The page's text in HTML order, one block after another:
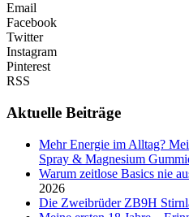
Email
Facebook
Twitter
Instagram
Pinterest
RSS
Aktuelle Beiträge
Mehr Energie im Alltag?
Spray & Magnesium
Warum zeitlose Basics nie
2026
Die Zweibrüder ZB9H